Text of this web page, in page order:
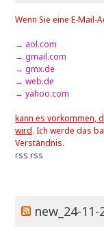
Wenn Sie eine E-
→ aol.com
→ gmail.com
→ gmx.de
→ web.de
→ yahoo.com
kann es vorkommen,
wird. Ich werde das
Verständnis.
rss rss
new_24-11-